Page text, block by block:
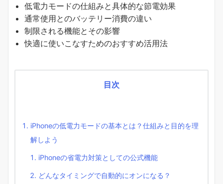
低電力モードの仕組みと具体的な節電効果
通常使用とのバッテリー消費の違い
制限される機能とその影響
快適に使いこなすためのおすすめ活用法
目次
iPhoneの低電力モードの基本とは？仕組みと目的を理
解しよう
iPhoneの省電力対策としての公式機能
どんなタイミングで自動的にオンになる？